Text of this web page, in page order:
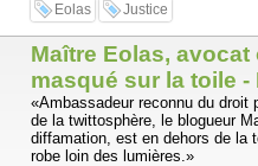
Eolas Justice
Maître Eolas,
masqué sur la toile -
«Ambassadeur reconnu du droit
de la twittosphère, le blogueur
diffamation, est en dehors de la
robe loin des lumières.»